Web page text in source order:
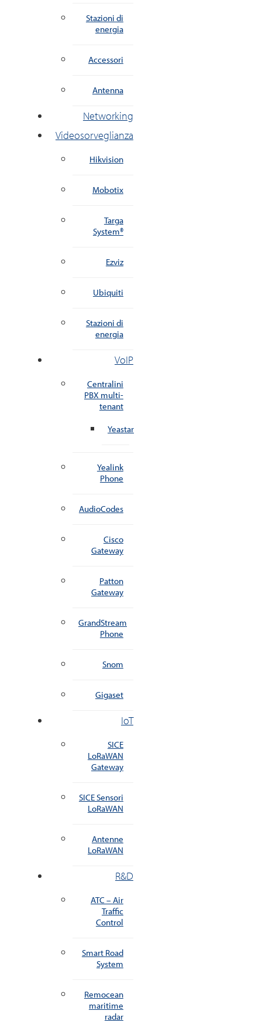
Stazioni di
energia
Accessori
Antenna
Networking
Videosorveglianza
Hikvision
Mobotix
Targa
System®
Ezviz
Ubiquiti
Stazioni di
energia
VoIP
Centralini
PBX multi-
tenant
Yeastar
Yealink
Phone
AudioCodes
Cisco
Gateway
Patton
Gateway
GrandStream
Phone
Snom
Gigaset
IoT
SICE
LoRaWAN
Gateway
SICE Sensori
LoRaWAN
Antenne
LoRaWAN
R&D
ATC – Air
Traffic
Control
Smart Road
System
Remocean
maritime
radar